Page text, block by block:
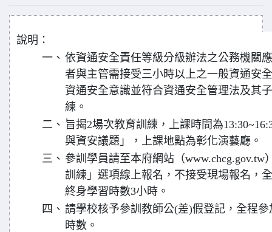
說明：
一、 依資通安全責任等級分級辦法之公務機關
者與主管需接受三小時以上之一般資通安
資通安全意識並符合資通安全管理法及其
練。
二、 旨揭2場次教育訓練，上課時間為
與資安議題」，上課地點為彰化演藝廳。
三、 參訓學員請至本府網站（
訓練」選項線上報名，不接受現場報名，
終身學習時數3小時。
四、 請學校核予參訓教師公(差)假登記，全程
時數。